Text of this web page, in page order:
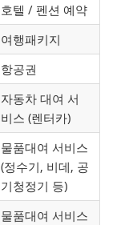
호텔 / 펜션 예약
여행패키지
항공권
자동차 대여 서
비스 (렌터카)
물품대여 서비스
(정수기, 비데, 공
기청정기 등)
물품대여 서비스